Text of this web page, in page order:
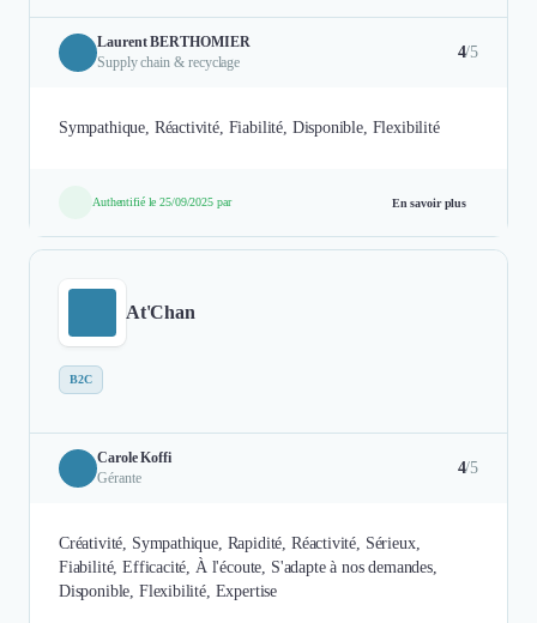
Laurent BERTHOMIER
Supply chain & recyclage
4/5
Sympathique, Réactivité, Fiabilité, Disponible, Flexibilité
Authentifié le 25/09/2025 par En savoir plus
At'Chan
B2C
Carole Koffi
Gérante
4/5
Créativité, Sympathique, Rapidité, Réactivité, Sérieux,
Fiabilité, Efficacité, À l'écoute, S'adapte à nos demandes,
Disponible, Flexibilité, Expertise